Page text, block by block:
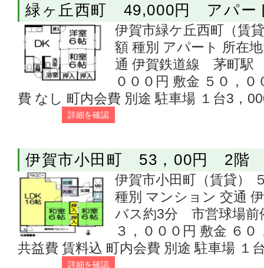
緑ヶ丘西町 49,000円 アパー
伊賀市緑ケ丘西町（賃
額 種別 アパート 所在
通 伊賀鉄道線 茅町駅
０００円 敷金 ５０，
費 なし 町内会費 別途 駐車場 １台3，
詳細を確認
伊賀市小田町 53，00円 2階
伊賀市小田町（賃貸）
種別 マンション 交通
バス約3分 市営球場
３，０００円 敷金 ６
共益費 賃料込 町内会費 別途 駐車場 １
詳細を確認